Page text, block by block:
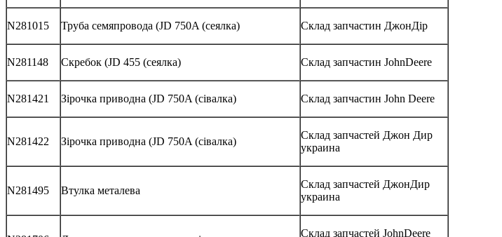
N281015 Труба семяпровода (JD 750A (сеялка) Склад запчастин ДжонДір
N281148 Скребок (JD 455 (сеялка) Склад запчастин JohnDeere
N281421 Зірочка приводна (JD 750A (сівалка) Склад запчастин John Deere
N281422 Зірочка приводна (JD 750A (сівалка)
Склад запчастей Джон Дир
украина
N281495 Втулка металева
Склад запчастей ДжонДир
украина
Склад запчастей JohnDeere